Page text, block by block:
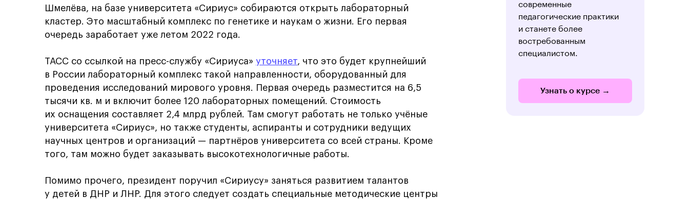
современные
педагогические практики
и станете более
востребованным
специалистом.
Узнать о курсе →
Шмелёва, на базе университета «Сириус» собираются открыть лабораторный
кластер. Это масштабный комплекс по генетике и наукам о жизни. Его первая
очередь заработает уже летом 2022 года.
ТАСС со ссылкой на пресс-службу «Сириуса» уточняет, что это будет крупнейший
в России лабораторный комплекс такой направленности, оборудованный для
проведения исследований мирового уровня. Первая очередь разместится на 6,5
тысячи кв. м и включит более 120 лабораторных помещений. Стоимость
их оснащения составляет 2,4 млрд рублей. Там смогут работать не только учёные
университета «Сириус», но также студенты, аспиранты и сотрудники ведущих
научных центров и организаций — партнёров университета со всей страны. Кроме
того, там можно будет заказывать высокотехнологичные работы.
Помимо прочего, президент поручил «Сириусу» заняться развитием талантов
у детей в ДНР и ЛНР. Для этого следует создать специальные методические центры